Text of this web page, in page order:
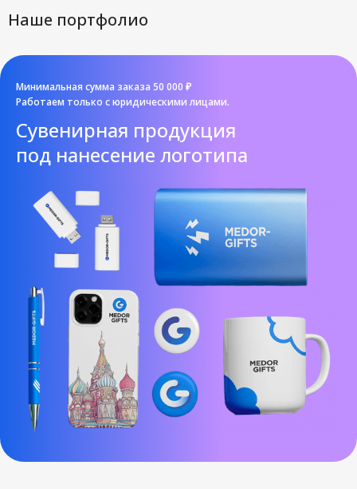
Наше портфолио
Минимальная сумма заказа 50 000 ₽
Работаем только с юридическими лицами.
Cувенирная продукция
под нанесение логотипа